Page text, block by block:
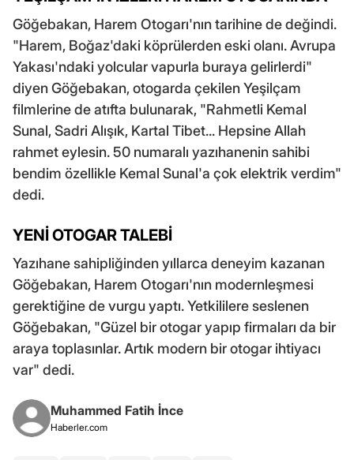
Göğebakan, Harem Otogarı'nın tarihine de değindi.
"Harem, Boğaz'daki köprülerden eski olanı. Avrupa
Yakası'ndaki yolcular vapurla buraya gelirlerdi"
diyen Göğebakan, otogarda çekilen Yeşilçam
filmlerine de atıfta bulunarak, "Rahmetli Kemal
Sunal, Sadri Alışık, Kartal Tibet... Hepsine Allah
rahmet eylesin. 50 numaralı yazıhanenin sahibi
bendim özellikle Kemal Sunal'a çok elektrik verdim"
dedi.
YENİ OTOGAR TALEBİ
Yazıhane sahipliğinden yıllarca deneyim kazanan
Göğebakan, Harem Otogarı'nın modernleşmesi
gerektiğine de vurgu yaptı. Yetkililere seslenen
Göğebakan, "Güzel bir otogar yapıp firmaları da bir
araya toplasınlar. Artık modern bir otogar ihtiyacı
var" dedi.
Muhammed Fatih İnce
Haberler.com